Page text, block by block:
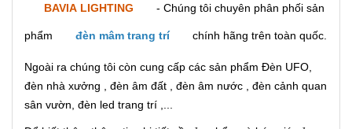
BAVIA LIGHTING
- Chúng tôi chuyên phân phối sản
phẩm đèn mâm trang trí chính hãng trên toàn quốc.
Ngoài ra chúng tôi còn cung cấp các sản phẩm Đèn UFO,
đèn nhà xưởng , đèn âm đất , đèn âm nước , đèn cảnh quan
sân vườn, đèn led trang trí ,...